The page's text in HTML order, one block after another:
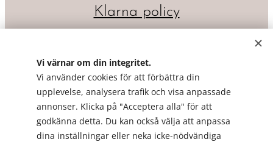
Klarna policy
Vi värnar om din integritet.
Vi använder cookies för att förbättra din
upplevelse, analysera trafik och visa anpassade
annonser. Klicka på "Acceptera alla" för att
godkänna detta. Du kan också välja att anpassa
dina inställningar eller neka icke-nödvändiga